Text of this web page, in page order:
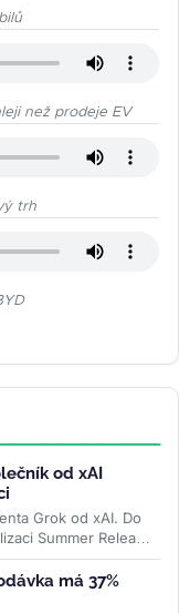
než prodeje EV
trh
od xAI
Grok od xAI. Do
Summer Release
má 37%